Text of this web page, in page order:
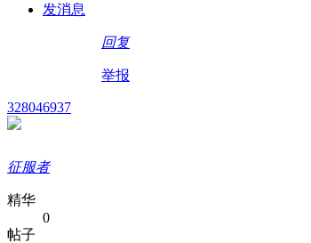
发消息
回复
举报
328046937
征服者
精华
0
帖子